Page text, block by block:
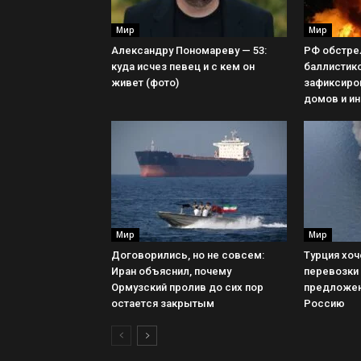
Мир
Александру Пономареву — 53:
куда исчез певец и с кем он
живет (фото)
Мир
РФ
домов и
Мир
Договорились, но не совсем:
Иран объяснил, почему
Ормузский пролив до сих пор
остается закрытым
Мир
Турция
Россию